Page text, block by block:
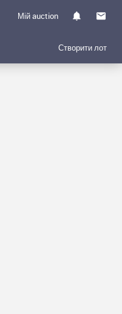
Мій auction
Створити лот